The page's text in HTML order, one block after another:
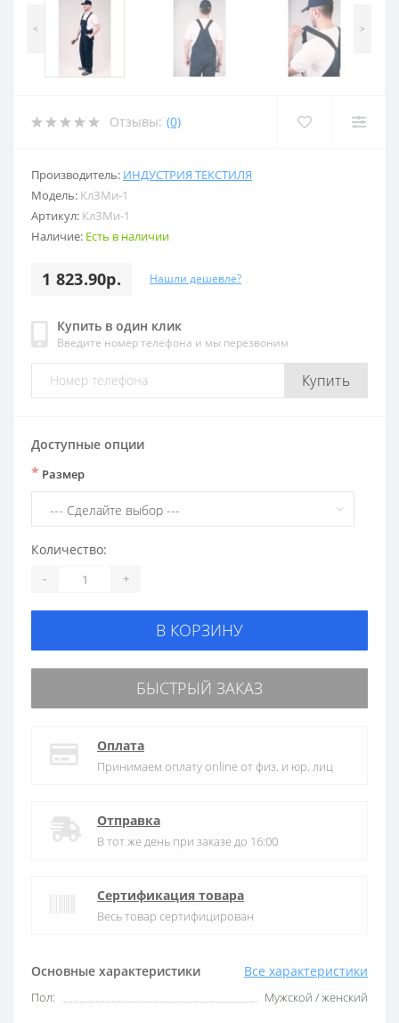
< >
Отзывы: (0)
Производитель: ИНДУСТРИЯ ТЕКСТИЛЯ
Модель: КлЗМи-1
Артикул: КлЗМи-1
Наличие: Есть в наличии
1 823.90р. Нашли дешевле?
Купить в один клик
Введите номер телефона и мы перезвоним
Купить
Основные характеристики Все характеристики
Пол: Мужской / женский
Доступные опции
* Размер
Количество:
- +
В КОРЗИНУ
БЫСТРЫЙ ЗАКАЗ
Оплата
Принимаем оплату online от физ. и юр. лиц
Отправка
В тот же день при заказе до 16:00
Сертификация товара
Весь товар сертифицирован